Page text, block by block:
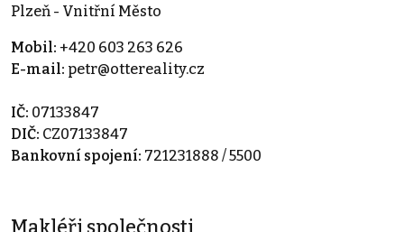
Plzeň - Vnitřní Město
Mobil: +420 603 263 626
E-mail: petr@ottereality.cz
IČ: 07133847
DIČ: CZ07133847
Bankovní spojení: 721231888 / 5500